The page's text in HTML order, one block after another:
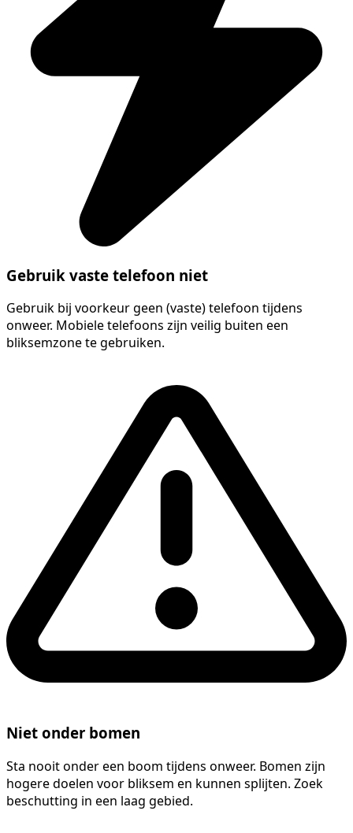
Gebruik vaste telefoon niet
Gebruik bij voorkeur geen (vaste) telefoon tijdens
onweer. Mobiele telefoons zijn veilig buiten een
bliksemzone te gebruiken.
Niet onder bomen
Sta nooit onder een boom tijdens onweer. Bomen zijn
hogere doelen voor bliksem en kunnen splijten. Zoek
beschutting in een laag gebied.